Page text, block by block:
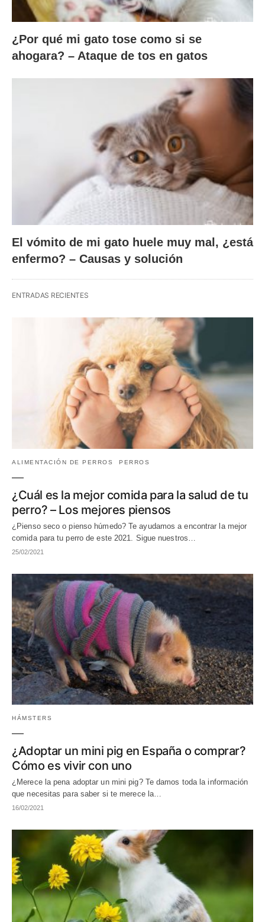
¿Por qué mi gato tose como si se
ahogara? – Ataque de tos en gatos
El vómito de mi gato huele muy mal, ¿está
enfermo? – Causas y solución
ENTRADAS RECIENTES
ALIMENTACIÓN DE PERROS PERROS
¿Cuál es la mejor comida para la salud de tu
perro? – Los mejores piensos
¿Pienso seco o pienso húmedo? Te ayudamos a encontrar la mejor
comida para tu perro de este 2021. Sigue nuestros…
25/02/2021
HÁMSTERS
¿Adoptar un mini pig en España o comprar?
Cómo es vivir con uno
¿Merece la pena adoptar un mini pig? Te damos toda la información
que necesitas para saber si te merece la…
16/02/2021